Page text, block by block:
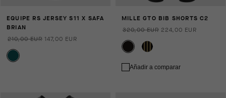
EQUIPE RS JERSEY S11 X SAFA
BRIAN
210,00 EUR 147,00 EUR
MILLE GTO BIB SHORTS C2
320,00 EUR 224,00 EUR
Añadir a comparar